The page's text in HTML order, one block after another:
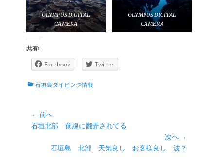
OLYMPUS DIGITAL
CAMERA
OLYMPUS DIGITAL
CAMERA
共有:
Facebook Twitter
カ 石垣島ダイビング情報
投
稿
← 前へ
前
石垣北部 前線に翻弄されてる
次へ →
石垣島 北部 天気良し お客様良し 波？